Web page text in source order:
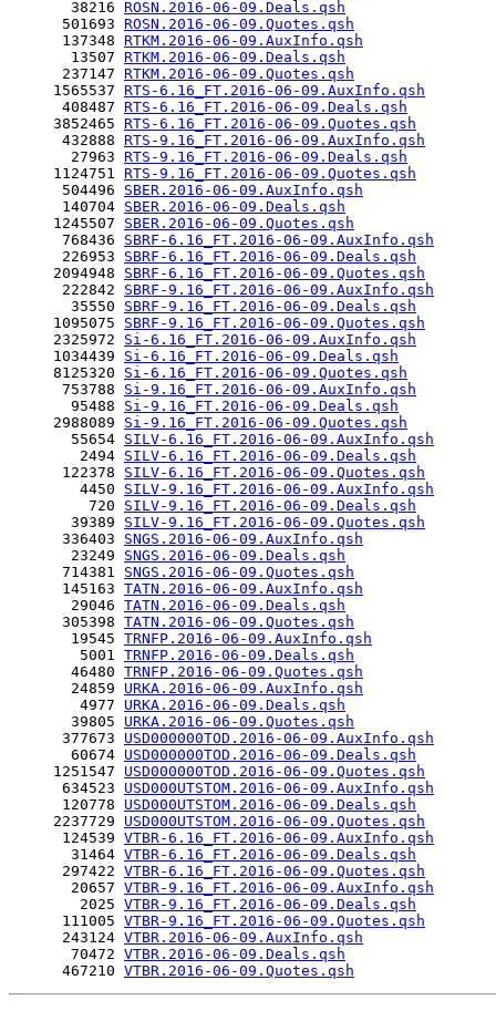
       38216
ROSN.2016-06-09.Deals.qsh
      501693
ROSN.2016-06-09.Quotes.qsh
      137348
RTKM.2016-06-09.AuxInfo.qsh
       13507
RTKM.2016-06-09.Deals.qsh
      237147
RTKM.2016-06-09.Quotes.qsh
     1565537
RTS-6.16_FT.2016-06-09.AuxInfo.qsh
      408487
RTS-6.16_FT.2016-06-09.Deals.qsh
     3852465
RTS-6.16_FT.2016-06-09.Quotes.qsh
      432888
RTS-9.16_FT.2016-06-09.AuxInfo.qsh
       27963
RTS-9.16_FT.2016-06-09.Deals.qsh
     1124751
RTS-9.16_FT.2016-06-09.Quotes.qsh
      504496
SBER.2016-06-09.AuxInfo.qsh
      140704
SBER.2016-06-09.Deals.qsh
     1245507
SBER.2016-06-09.Quotes.qsh
      768436
SBRF-6.16_FT.2016-06-09.AuxInfo.qsh
      226953
SBRF-6.16_FT.2016-06-09.Deals.qsh
     2094948
SBRF-6.16_FT.2016-06-09.Quotes.qsh
      222842
SBRF-9.16_FT.2016-06-09.AuxInfo.qsh
       35550
SBRF-9.16_FT.2016-06-09.Deals.qsh
     1095075
SBRF-9.16_FT.2016-06-09.Quotes.qsh
     2325972
Si-6.16_FT.2016-06-09.AuxInfo.qsh
     1034439
Si-6.16_FT.2016-06-09.Deals.qsh
     8125320
Si-6.16_FT.2016-06-09.Quotes.qsh
      753788
Si-9.16_FT.2016-06-09.AuxInfo.qsh
       95488
Si-9.16_FT.2016-06-09.Deals.qsh
     2988089
Si-9.16_FT.2016-06-09.Quotes.qsh
       55654
SILV-6.16_FT.2016-06-09.AuxInfo.qsh
        2494
SILV-6.16_FT.2016-06-09.Deals.qsh
      122378
SILV-6.16_FT.2016-06-09.Quotes.qsh
        4450
SILV-9.16_FT.2016-06-09.AuxInfo.qsh
         720
SILV-9.16_FT.2016-06-09.Deals.qsh
       39389
SILV-9.16_FT.2016-06-09.Quotes.qsh
      336403
SNGS.2016-06-09.AuxInfo.qsh
       23249
SNGS.2016-06-09.Deals.qsh
      714381
SNGS.2016-06-09.Quotes.qsh
      145163
TATN.2016-06-09.AuxInfo.qsh
       29046
TATN.2016-06-09.Deals.qsh
      305398
TATN.2016-06-09.Quotes.qsh
       19545
TRNFP.2016-06-09.AuxInfo.qsh
        5001
TRNFP.2016-06-09.Deals.qsh
       46480
TRNFP.2016-06-09.Quotes.qsh
       24859
URKA.2016-06-09.AuxInfo.qsh
        4977
URKA.2016-06-09.Deals.qsh
       39805
URKA.2016-06-09.Quotes.qsh
      377673
USD000000TOD.2016-06-09.AuxInfo.qsh
       60674
USD000000TOD.2016-06-09.Deals.qsh
     1251547
USD000000TOD.2016-06-09.Quotes.qsh
      634523
USD000UTSTOM.2016-06-09.AuxInfo.qsh
      120778
USD000UTSTOM.2016-06-09.Deals.qsh
     2237729
USD000UTSTOM.2016-06-09.Quotes.qsh
      124539
VTBR-6.16_FT.2016-06-09.AuxInfo.qsh
       31464
VTBR-6.16_FT.2016-06-09.Deals.qsh
      297422
VTBR-6.16_FT.2016-06-09.Quotes.qsh
       20657
VTBR-9.16_FT.2016-06-09.AuxInfo.qsh
        2025
VTBR-9.16_FT.2016-06-09.Deals.qsh
      111005
VTBR-9.16_FT.2016-06-09.Quotes.qsh
      243124
VTBR.2016-06-09.AuxInfo.qsh
       70472
VTBR.2016-06-09.Deals.qsh
      467210
VTBR.2016-06-09.Quotes.qsh